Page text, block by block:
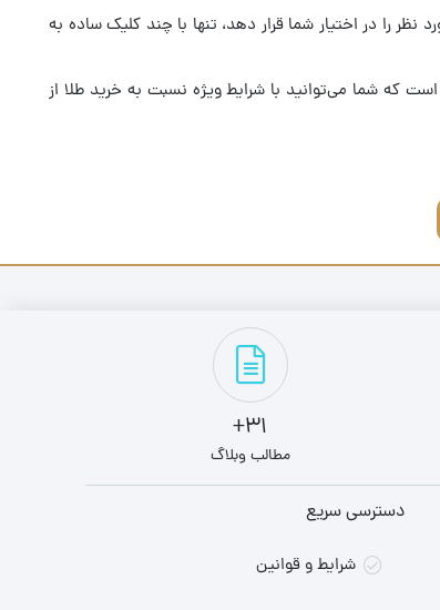
را در اختیار شما قرار دهد، تنها با چند کلیک ساده به
که شما می‌توانید با شرایط ویژه نسبت به خرید طلا از
31+
مطالب وبلاگ
دسترسی سریع
شرایط و قوانین